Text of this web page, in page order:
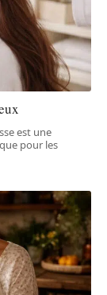
est une
pour les